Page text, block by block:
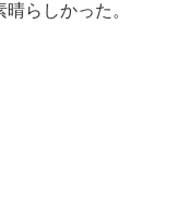
らしかった。